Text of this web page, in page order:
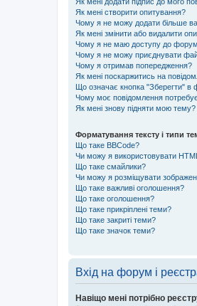
Як мені створити опитування?
Чому я не можу додати більше
Як мені змінити або видалити
Чому я не маю доступу до
Чому я не можу приєднувати
Чому я отримав попередження?
Як мені поскаржитись на
Що означає кнопка "Зберегти" в
Чому моє повідомлення
Як мені знову підняти мою тему?
Форматування тексту і типи
Що таке BBCode?
Чи можу я використовувати
Що таке смайлики?
Чи можу я розміщувати
Що таке важливі оголошення?
Що таке оголошення?
Що таке прикріплені теми?
Що таке закриті теми?
Що таке значок теми?
Вхід на форум і
Навіщо мені потрібно